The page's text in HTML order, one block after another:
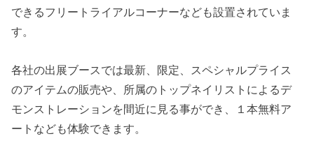
できるフリートライアルコーナーなども設置されていま
す。
各社の出展ブースでは最新、限定、スペシャルプライス
のアイテムの販売や、所属のトップネイリストによるデ
モンストレーションを間近に見る事ができ、１本無料ア
ートなども体験できます。